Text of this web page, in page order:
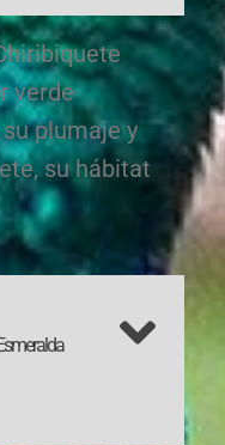
verde
plumaje y
su hábitat